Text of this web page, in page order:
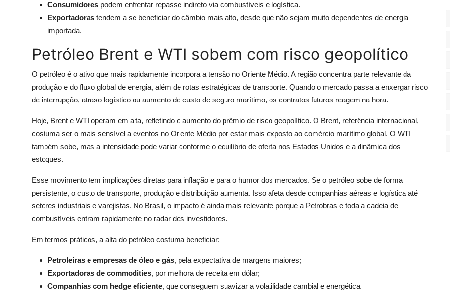
Consumidores podem enfrentar repasse indireto via combustíveis e logística.
Exportadoras tendem a se beneficiar do câmbio mais alto, desde que não sejam muito dependentes de energia
importada.
Petróleo Brent e WTI sobem com risco geopolítico
O petróleo é o ativo que mais rapidamente incorpora a tensão no Oriente Médio. A região concentra parte relevante da
produção e do fluxo global de energia, além de rotas estratégicas de transporte. Quando o mercado passa a enxergar risco
de interrupção, atraso logístico ou aumento do custo de seguro marítimo, os contratos futuros reagem na hora.
Hoje, Brent e WTI operam em alta, refletindo o aumento do prêmio de risco geopolítico. O Brent, referência internacional,
costuma ser o mais sensível a eventos no Oriente Médio por estar mais exposto ao comércio marítimo global. O WTI
também sobe, mas a intensidade pode variar conforme o equilíbrio de oferta nos Estados Unidos e a dinâmica dos
estoques.
Esse movimento tem implicações diretas para inflação e para o humor dos mercados. Se o petróleo sobe de forma
persistente, o custo de transporte, produção e distribuição aumenta. Isso afeta desde companhias aéreas e logística até
setores industriais e varejistas. No Brasil, o impacto é ainda mais relevante porque a Petrobras e toda a cadeia de
combustíveis entram rapidamente no radar dos investidores.
Em termos práticos, a alta do petróleo costuma beneficiar:
Petroleiras e empresas de óleo e gás, pela expectativa de margens maiores;
Exportadoras de commodities, por melhora de receita em dólar;
Companhias com hedge eficiente, que conseguem suavizar a volatilidade cambial e energética.